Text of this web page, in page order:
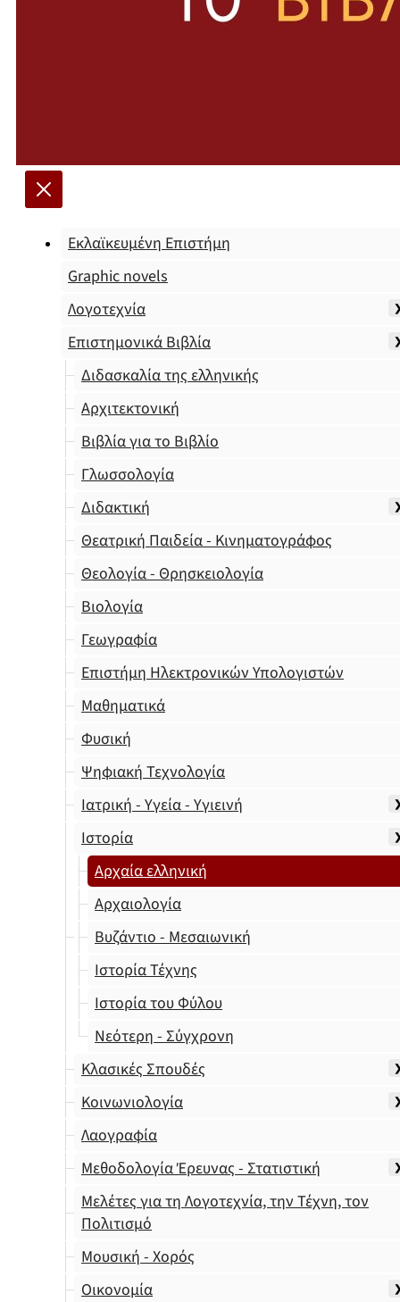
Εκλαϊκευμένη Επιστήμη
Graphic novels
Λογοτεχνία
Επιστημονικά Βιβλία
Διδασκαλία της ελληνικής
Αρχιτεκτονική
Βιβλία για το Βιβλίο
Γλωσσολογία
Διδακτική
Θεατρική Παιδεία - Κινηματογράφος
Θεολογία - Θρησκειολογία
Βιολογία
Γεωγραφία
Επιστήμη Ηλεκτρονικών Υπολογιστών
Μαθηματικά
Φυσική
Ψηφιακή Τεχνολογία
Ιατρική - Υγεία - Υγιεινή
Ιστορία
Αρχαία ελληνική
Αρχαιολογία
Βυζάντιο - Μεσαιωνική
Ιστορία Τέχνης
Ιστορία του Φύλου
Νεότερη - Σύγχρονη
Κλασικές Σπουδές
Κοινωνιολογία
Λαογραφία
Μεθοδολογία Έρευνας - Στατιστική
Μελέτες για τη Λογοτεχνία, την Τέχνη, τον
Πολιτισμό
Μουσική - Χορός
Οικονομία